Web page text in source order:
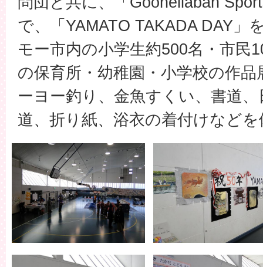
で、「YAMATO TAKADA DAY」
モー市内の小学生約500名・市民
の保育所・幼稚園・小学校の作
ーヨー釣り、金魚すくい、書道
道、折り紙、浴衣の着付けなど